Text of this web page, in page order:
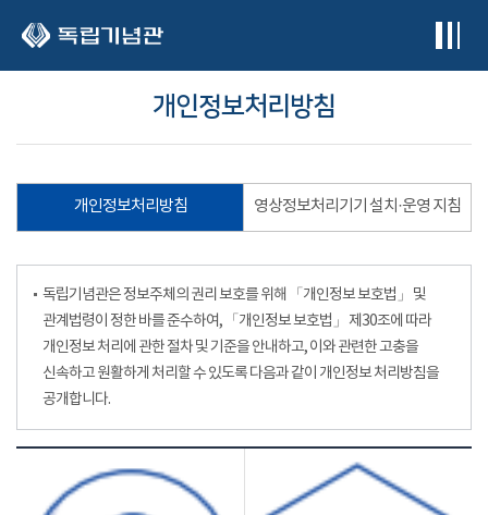
개인정보처리방침
개인정보처리방침 영상정보처리기기 설치·운영 지침
독립기념관은 정보주체의 권리 보호를 위해 「개인정보 보호법」 및
관계법령이 정한 바를 준수하여, 「개인정보 보호법」 제30조에 따라
개인정보 처리에 관한 절차 및 기준을 안내하고, 이와 관련한 고충을
신속하고 원활하게 처리할 수 있도록 다음과 같이 개인정보 처리방침을
공개합니다.